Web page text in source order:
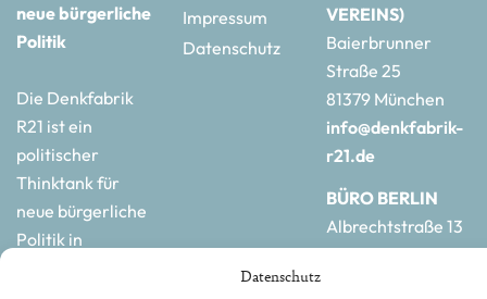
Datenschutz
neue bürgerliche
Politik
Die Denkfabrik
R21 ist ein
politischer
Thinktank für
neue bürgerliche
Politik in
Impressum
Datenschutz
VEREINS)
Baierbrunner
Straße 25
81379 München
info@denkfabrik-
r21.de
BÜRO BERLIN
Albrechtstraße 13
10117 Berlin